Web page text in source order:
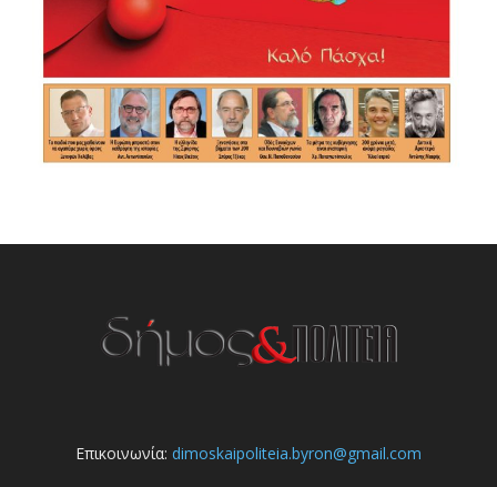
Επικοινωνία: dimoskaipoliteia.byron@gmail.com